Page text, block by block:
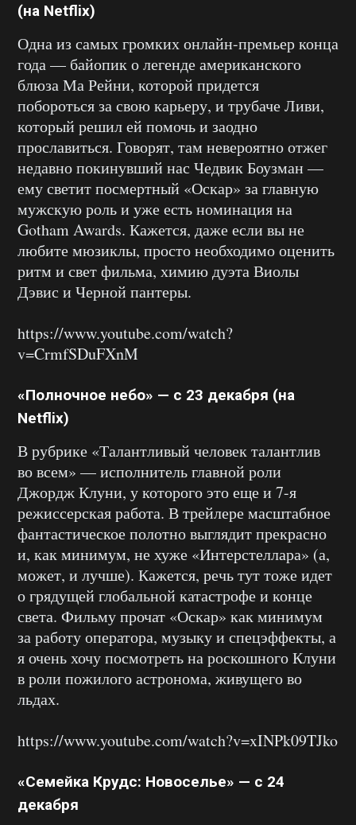
(на Netflix)
Одна из самых громких онлайн-премьер конца
года — байопик о легенде американского
блюза Ма Рейни, которой придется
побороться за свою карьеру, и трубаче Ливи,
который решил ей помочь и заодно
прославиться. Говорят, там невероятно отжег
недавно покинувший нас Чедвик Боузман —
ему светит посмертный «Оскар» за главную
мужскую роль и уже есть номинация на
Gotham Awards. Кажется, даже если вы не
любите мюзиклы, просто необходимо оценить
ритм и свет фильма, химию дуэта Виолы
Дэвис и Черной пантеры.
https://www.youtube.com/watch?
v=CrmfSDuFXnM
«Полночное небо» — с 23 декабря (на
Netflix)
В рубрике «Талантливый человек талантлив
во всем» — исполнитель главной роли
Джордж Клуни, у которого это еще и 7-я
режиссерская работа. В трейлере масштабное
фантастическое полотно выглядит прекрасно
и, как минимум, не хуже «Интерстеллара» (а,
может, и лучше). Кажется, речь тут тоже идет
о грядущей глобальной катастрофе и конце
света. Фильму прочат «Оскар» как минимум
за работу оператора, музыку и спецэффекты, а
я очень хочу посмотреть на роскошного Клуни
в роли пожилого астронома, живущего во
льдах.
https://www.youtube.com/watch?v=xINPk09TJko
«Семейка Крудс: Новоселье» — с 24
декабря